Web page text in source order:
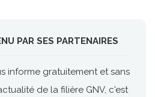
PAR SES PARTENAIRES
informe gratuitement et sans
de la filière GNV, c'est